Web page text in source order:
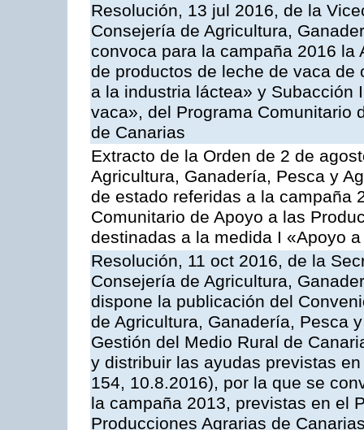
Resolución, 13 jul 2016, de la
Consejería de Agricultura,
convoca para la campaña 2016
de productos de leche de vaca
a la industria láctea» y Subacción
vaca», del Programa Comunitario
de Canarias
Extracto de la Orden de 2 de
Agricultura, Ganadería, Pesca y
de estado referidas a la campaña
Comunitario de Apoyo a las
destinadas a la medida I «Apoyo
Resolución, 11 oct 2016, de la
Consejería de Agricultura,
dispone la publicación del
de Agricultura, Ganadería, Pesca
Gestión del Medio Rural de
y distribuir las ayudas previstas
154, 10.8.2016), por la que se
la campaña 2013, previstas en el
Producciones Agrarias de